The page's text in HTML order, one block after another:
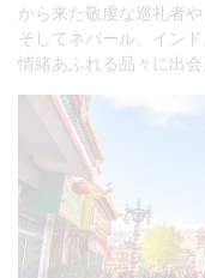
から来た敬虔な巡礼者
そしてネパール、イン
情緒あふれる品々に出会